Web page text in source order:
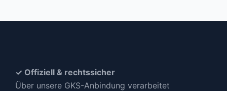
✓ Offiziell & rechtssicher
Über unsere GKS-Anbindung verarbeitet